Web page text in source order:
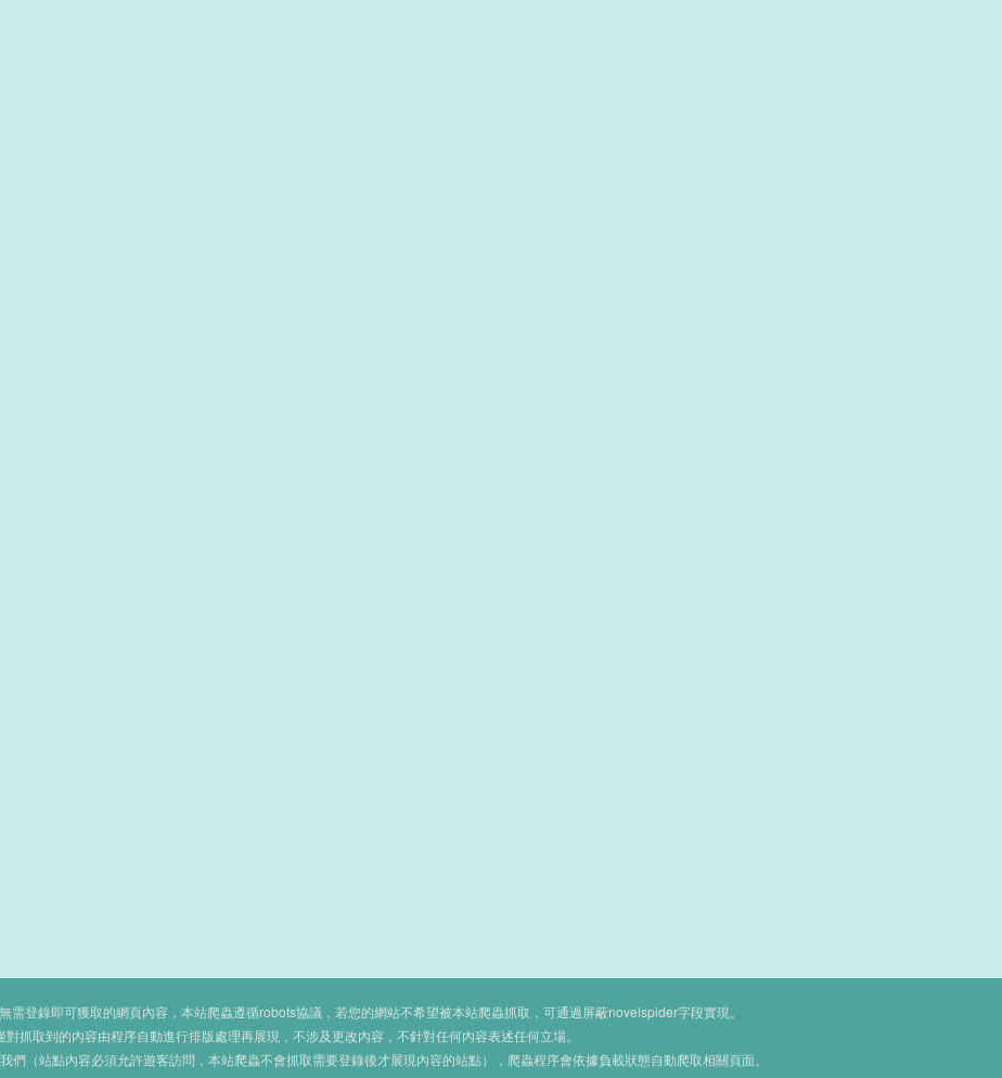
需登錄即可獲取的網頁內容，本站爬蟲遵循robots協議，若您的網站不希望被本站爬蟲抓取，可通過屏蔽novelspider字段實現。
對抓取到的內容由程序自動進行排版處理再展現，不涉及更改內容，不針對任何內容表述任何立場。
們（站點內容必須允許遊客訪問，本站爬蟲不會抓取需要登錄後才展現內容的站點），爬蟲程序會依據負載狀態自動爬取相關頁面。